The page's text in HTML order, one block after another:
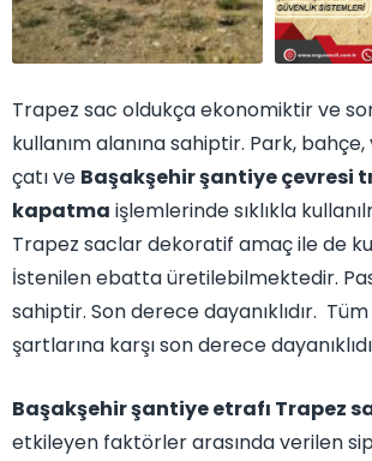
Trapez sac oldukça ekonomiktir ve
kullanım alanına sahiptir. Park, bahçe,
çatı ve Başakşehir şantiye çevresi
kapatma işlemlerinde sıklıkla
Trapez saclar dekoratif amaç ile de
İstenilen ebatta üretilebilmektedir.
sahiptir. Son derece dayanıklıdır.
şartlarına karşı son derece
Başakşehir şantiye etrafı Trapez
etkileyen faktörler arasında verilen